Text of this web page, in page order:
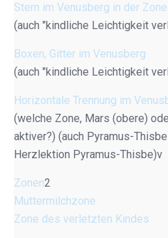
Stern im Venusberg in der
(auch "kindliche Leichtigkeit
Boxen, Gitter im Venusberg
(auch "kindliche Leichtigkeit
Horizontale Trennung im
(welche Zone, Mars (obere)
aktiver?) (auch Pyramus-
Herzlektion Pyramus-Thisbe)v
Zonen2
Muttermilchzone
Zone des verletzten Kindes